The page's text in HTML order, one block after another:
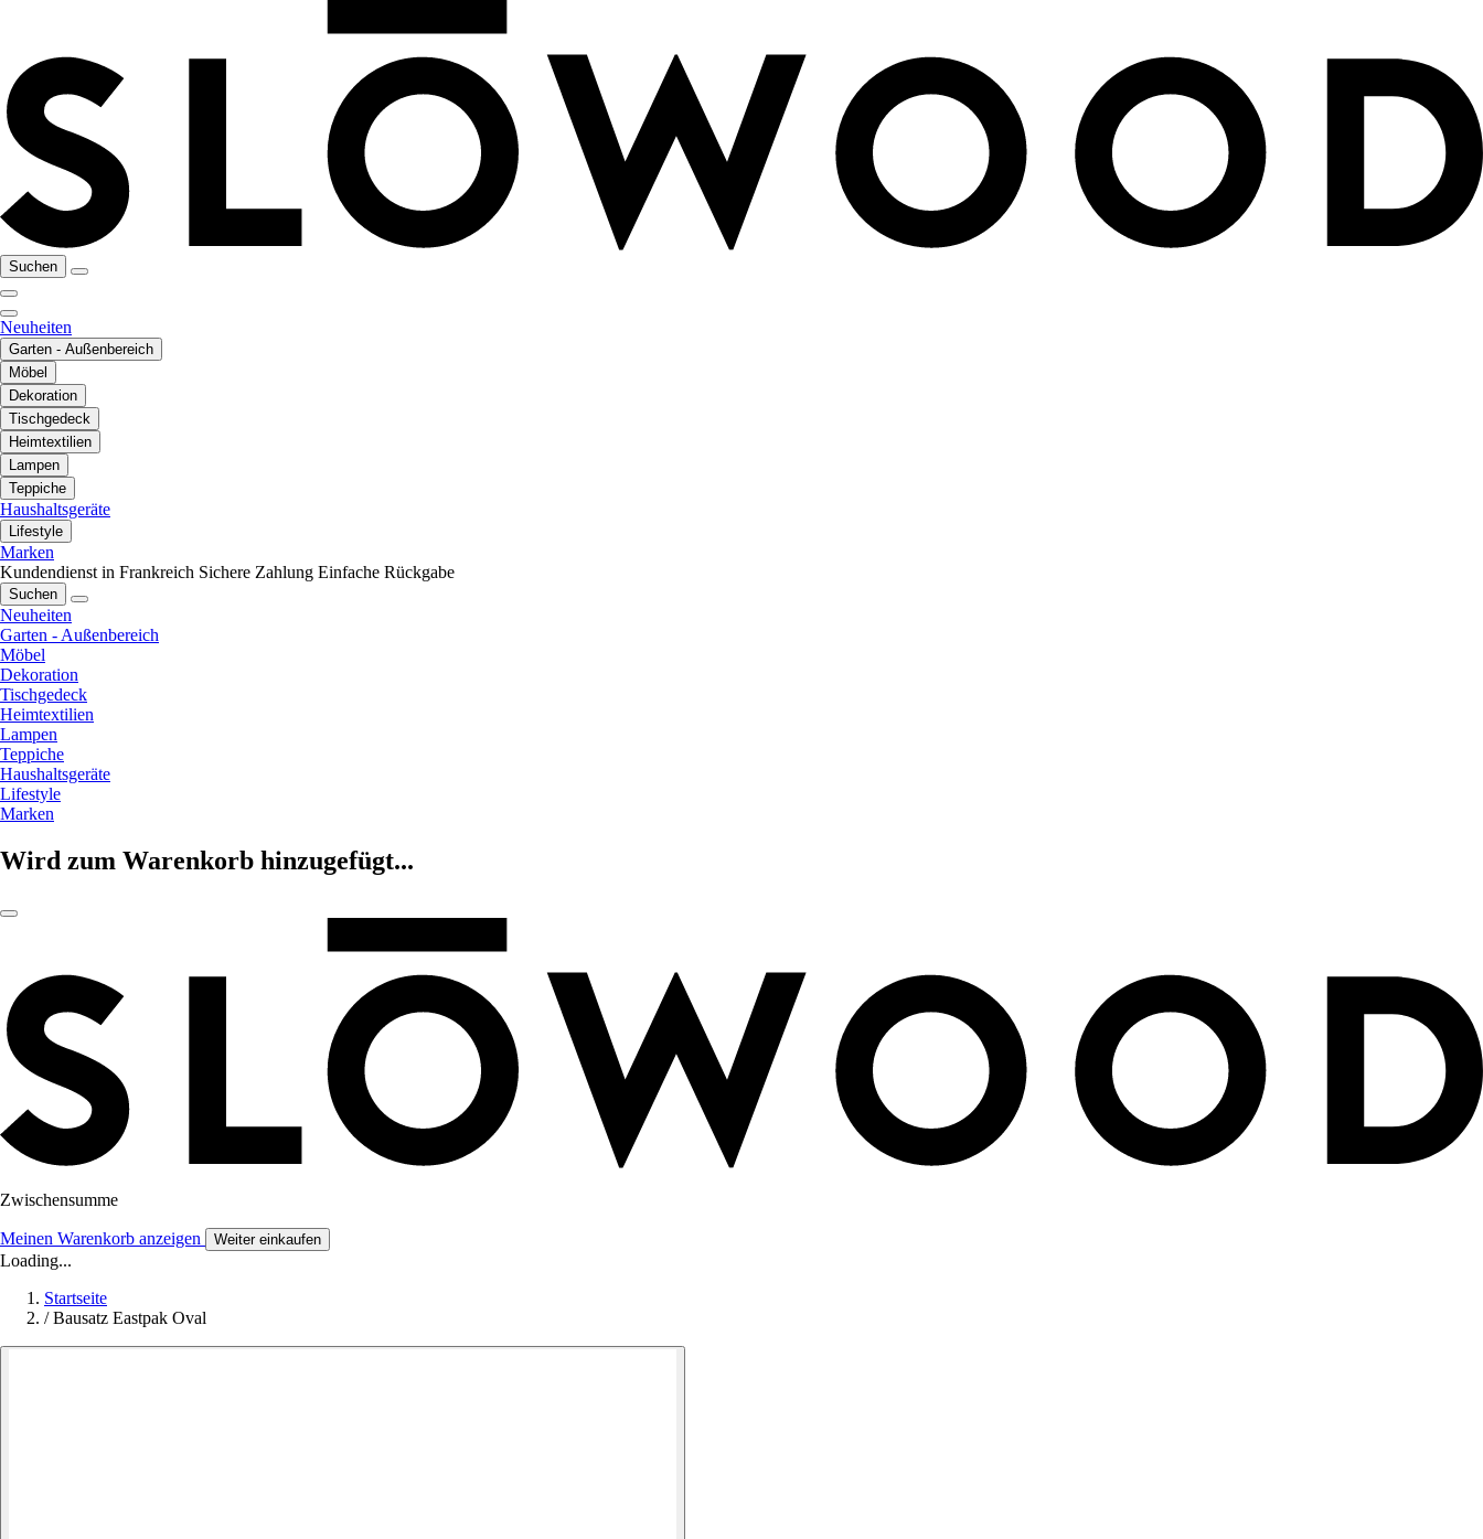
Suchen
Neuheiten
Garten - Außenbereich
Möbel
Dekoration
Tischgedeck
Heimtextilien
Lampen
Teppiche
Haushaltsgeräte
Lifestyle
Marken
Kundendienst in Frankreich Sichere Zahlung Einfache Rückgabe
Suchen
Neuheiten
Garten - Außenbereich
Möbel
Dekoration
Tischgedeck
Heimtextilien
Lampen
Teppiche
Haushaltsgeräte
Lifestyle
Marken
Wird zum Warenkorb hinzugefügt...
Zwischensumme
Meinen Warenkorb anzeigen Weiter einkaufen
Loading...
Startseite
/ Bausatz Eastpak Oval